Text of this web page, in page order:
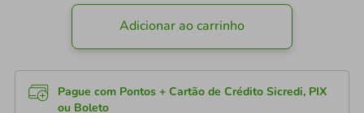
Adicionar ao carrinho
Pague com Pontos + Cartão de Crédito Sicredi, PIX
ou Boleto